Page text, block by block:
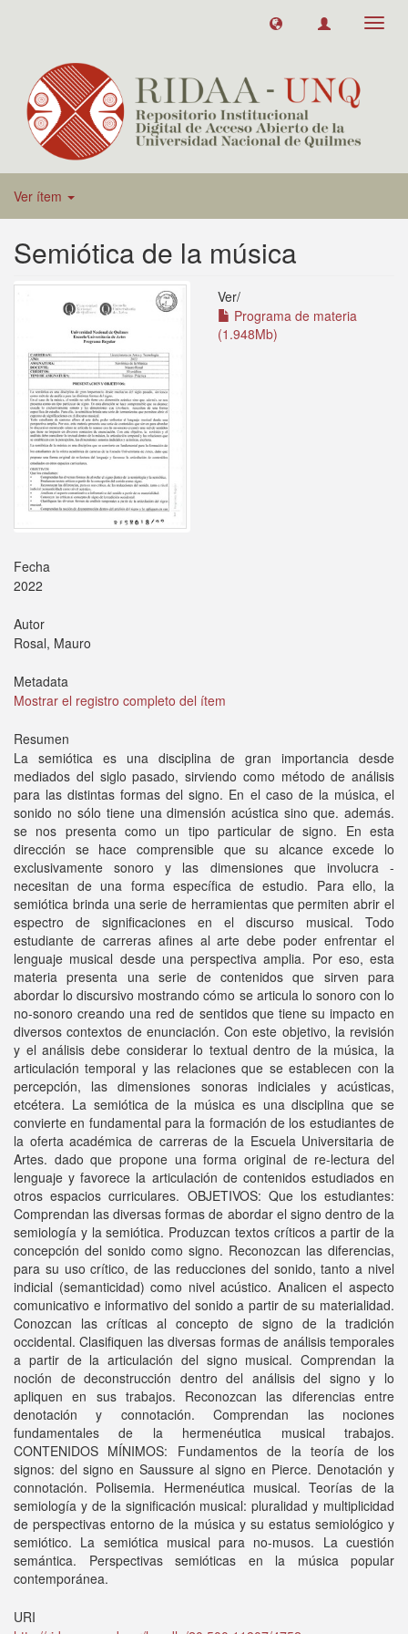
Ver ítem
Semiótica de la música
Ver/
Programa de materia
(1.948Mb)
Fecha
2022
Autor
Rosal, Mauro
Metadata
Mostrar el registro completo del ítem
Resumen
La semiótica es una disciplina de gran importancia desde
mediados del siglo pasado, sirviendo como método de análisis
para las distintas formas del signo. En el caso de la música, el
sonido no sólo tiene una dimensión acústica sino que. además.
se nos presenta como un tipo particular de signo. En esta
dirección se hace comprensible que su alcance excede lo
exclusivamente sonoro y las dimensiones que involucra -
necesitan de una forma específica de estudio. Para ello, la
semiótica brinda una serie de herramientas que permiten abrir el
espectro de significaciones en el discurso musical. Todo
estudiante de carreras afines al arte debe poder enfrentar el
lenguaje musical desde una perspectiva amplia. Por eso, esta
materia presenta una serie de contenidos que sirven para
abordar lo discursivo mostrando cómo se articula lo sonoro con lo
no-sonoro creando una red de sentidos que tiene su impacto en
diversos contextos de enunciación. Con este objetivo, la revisión
y el análisis debe considerar lo textual dentro de la música, la
articulación temporal y las relaciones que se establecen con la
percepción, las dimensiones sonoras indiciales y acústicas,
etcétera. La semiótica de la música es una disciplina que se
convierte en fundamental para la formación de los estudiantes de
la oferta académica de carreras de la Escuela Universitaria de
Artes. dado que propone una forma original de re-lectura del
lenguaje y favorece la articulación de contenidos estudiados en
otros espacios curriculares. OBJETIVOS: Que los estudiantes:
Comprendan las diversas formas de abordar el signo dentro de la
semiología y la semiótica. Produzcan textos críticos a partir de la
concepción del sonido como signo. Reconozcan las diferencias,
para su uso crítico, de las reducciones del sonido, tanto a nivel
indicial (semanticidad) como nivel acústico. Analicen el aspecto
comunicativo e informativo del sonido a partir de su materialidad.
Conozcan las críticas al concepto de signo de la tradición
occidental. Clasifiquen las diversas formas de análisis temporales
a partir de la articulación del signo musical. Comprendan la
noción de deconstrucción dentro del análisis del signo y lo
apliquen en sus trabajos. Reconozcan las diferencias entre
denotación y connotación. Comprendan las nociones
fundamentales de la hermenéutica musical trabajos.
CONTENIDOS MÍNIMOS: Fundamentos de la teoría de los
signos: del signo en Saussure al signo en Pierce. Denotación y
connotación. Polisemia. Hermenéutica musical. Teorías de la
semiología y de la significación musical: pluralidad y multiplicidad
de perspectivas entorno de la música y su estatus semiológico y
semiótico. La semiótica musical para no-musos. La cuestión
semántica. Perspectivas semióticas en la música popular
contemporánea.
URI